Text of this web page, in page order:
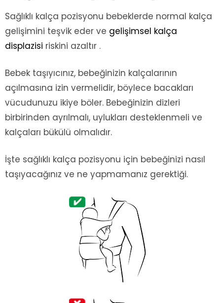
Sağlıklı kalça pozisyonu bebeklerde normal kalça
gelişimini teşvik eder ve gelişimsel kalça
displazisi riskini azaltır .
Bebek taşıyıcınız, bebeğinizin kalçalarının
açılmasına izin vermelidir, böylece bacakları
vücudunuzu ikiye böler. Bebeğinizin dizleri
birbirinden ayrılmalı, uylukları desteklenmeli ve
kalçaları bükülü olmalıdır.
İşte sağlıklı kalça pozisyonu için bebeğinizi nasıl
taşıyacağınız ve ne yapmamanız gerektiği.